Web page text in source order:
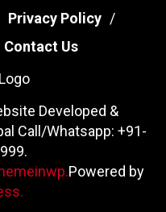
Privacy Policy
Contact Us
Developed &
Call/Whatsapp: +91-
Powered by